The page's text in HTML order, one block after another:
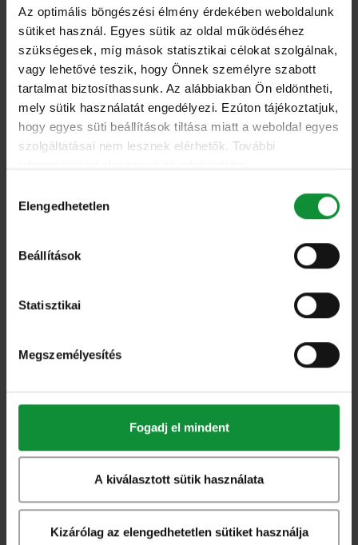
Az optimális böngészési élmény érdekében weboldalunk
sütiket használ. Egyes sütik az oldal működéséhez
szükségesek, míg mások statisztikai célokat szolgálnak,
vagy lehetővé teszik, hogy Önnek személyre szabott
tartalmat biztosíthassunk. Az alábbiakban Ön eldöntheti,
mely sütik használatát engedélyezi. Ezúton tájékoztatjuk,
hogy egyes süti beállítások tiltása miatt a weboldal egyes
szolgáltatásai nem lesznek elérhetők. További
kiválasztása
Elengedhetetlen
Beállítások
Statisztikai
Megszemélyesítés
Fogadj el mindent
A kiválasztott sütik használata
Kizárólag az elengedhetetlen sütiket használja
Összes
Összes